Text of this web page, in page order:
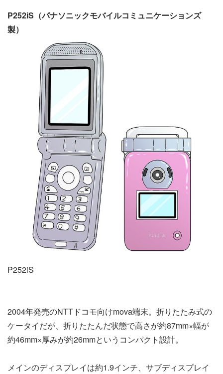
P252iS（パナソニックモバイルコミュニケーションズ
製）
P252iS
2004年発売のNTTドコモ向けmova端末。折りたたみ式の
ケータイだが、折りたたんだ状態で高さが約87mm×幅が
約46mm×厚みが約26mmというコンパクト設計。
メインのディスプレイは約1.9インチ、サブディスプレイ